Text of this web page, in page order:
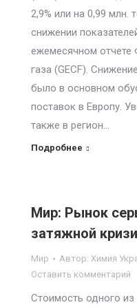
2,9% или на 0,99 млн.
снижении
ежемесячном отчете
газа (GECF).
было в основном
поставок в Европу.
также в регион…
Подробнее
Мир: Рынок
затяжной
Мир Автор: Химия
Оставить комментарий
Стоимость одного